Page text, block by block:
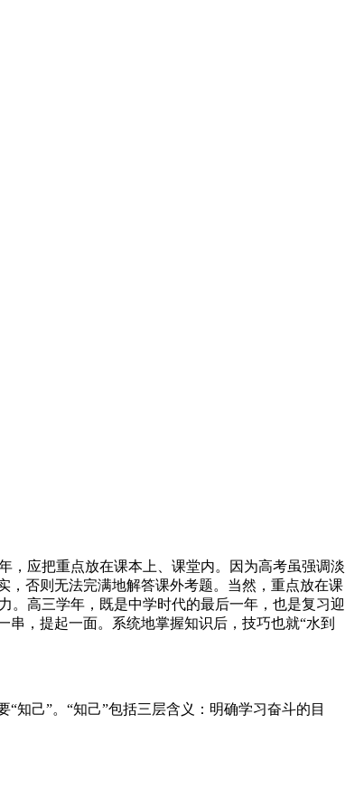
，应把重点放在课本上、课堂内。因为高考虽强调淡
，否则无法完满地解答课外考题。当然，重点放在课
。高三学年，既是中学时代的最后一年，也是复习迎
，提起一面。系统地掌握知识后，技巧也就“水到
知己”。“知己”包括三层含义：明确学习奋斗的目